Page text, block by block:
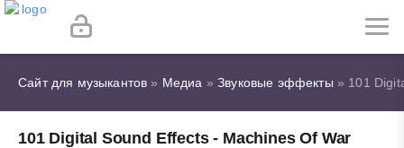
Сайт для музыкантов » Медиа »Звуковые эффекты » 101
101 Digital Sound Effects - Machines Of War